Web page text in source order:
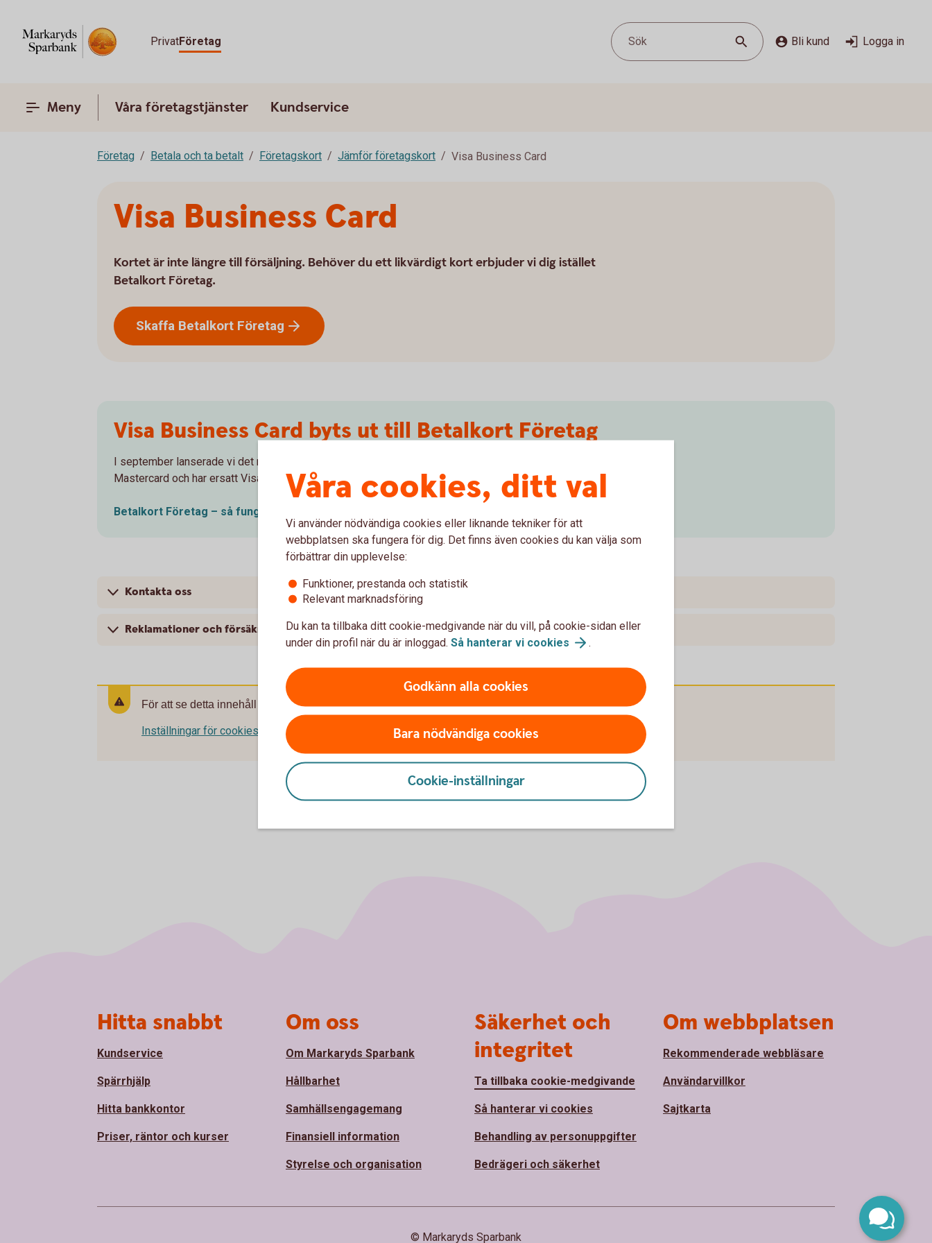
PrivatFöretag Sök Bli kund Logga in
Meny Våra företagstjänster Kundservice
Företag Betala och ta betalt Företagskort Jämför företagskort Visa Business Card
Visa Business Card
Kortet är inte längre till försäljning. Behöver du ett likvärdigt kort erbjuder vi dig istället
Betalkort Företag.
Skaffa Betalkort Företag
Visa Business Card byts ut till Betalkort Företag
I september lanserade vi det nya företagskortet Betalkort Företag. Kortet är ett
Mastercard och har ersatt Visa Business Card, som tagits bort ur vårt produktutbud.
Betalkort Företag – så fungerar
Kontakta oss
Reklamationer och försäkringar
För att se detta innehåll behöver du först godkänna cookies för Funktioner, prestanda och statistik.
Inställningar för cookies
Våra cookies, ditt val
Vi använder nödvändiga cookies eller liknande tekniker för att
webbplatsen ska fungera för dig. Det finns även cookies du kan välja som
förbättrar din upplevelse:
Funktioner, prestanda och statistik
Relevant marknadsföring
Du kan ta tillbaka ditt cookie-medgivande när du vill, på cookie-sidan eller
under din profil när du är inloggad. Så hanterar vi cookies .
Godkänn alla cookies
Bara nödvändiga cookies
Cookie-inställningar
Hitta snabbt
Kundservice
Spärrhjälp
Hitta bankkontor
Priser, räntor och kurser
Om oss
Om Markaryds Sparbank
Hållbarhet
Samhällsengagemang
Finansiell information
Styrelse och organisation
Säkerhet och
integritet
Ta tillbaka cookie-medgivande
Så hanterar vi cookies
Behandling av personuppgifter
Bedrägeri och säkerhet
Om webbplatsen
Rekommenderade webbläsare
Användarvillkor
Sajtkarta
© Markaryds Sparbank